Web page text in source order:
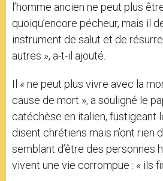
l’homme ancien ne peut plus
quoiqu’encore pécheur, mais il
instrument de salut et de
autres », a-t-il ajouté.
Il « ne peut plus vivre avec la
cause de mort », a souligné le
catéchèse en italien, fustigeant
disent chrétiens mais n’ont rien
semblant d’être des personnes
vivent une vie corrompue : « ils